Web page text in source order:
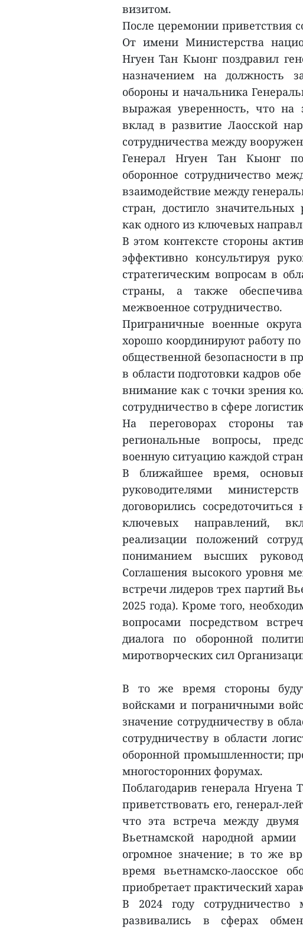
визитом.
После церемонии приветствия
От имени Министерства
Нгуен Тан Кыонг поздравил
назначением на должность
обороны и начальника
выражая уверенность, что на
вклад в развитие Лаосской
сотрудничества между
Генерал Нгуен Тан Кыонг
оборонное сотрудничество
взаимодействие между
стран, достигло
как одного из ключевых
В этом контексте стороны
эффективно консультируя
стратегическим вопросам в
страны, а также
межвоенное сотрудничество.
Приграничные военные
хорошо координируют работу
общественной безопасности в
в области подготовки кадров
внимание как с точки зрения
сотрудничество в сфере
На переговорах стороны
региональные вопросы,
военную ситуацию каждой
В ближайшее время,
руководителями
договорились
ключевых направлений,
реализации положений
пониманием высших
Соглашения высокого уровня
встречи лидеров трех партий
2025 года). Кроме того,
вопросами посредством
диалога по оборонной
миротворческих сил
В то же время стороны
войсками и пограничными
значение сотрудничеству в
сотрудничеству в области
оборонной промышленности;
многосторонних форумах.
Поблагодарив генерала
приветствовать его, генерал-
что эта встреча между
Вьетнамской народной
огромное значение; в то же
время вьетнамско-лаосское
приобретает практический
В 2024 году
развивались в сферах